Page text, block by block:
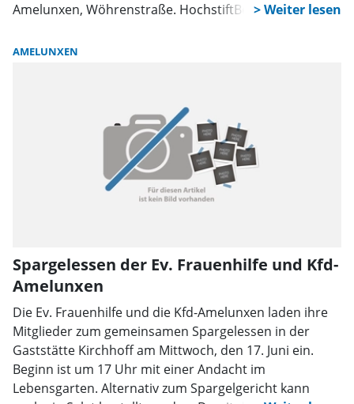
Amelunxen, Wöhrenstraße. HochstiftBewegt bittet alle
empfiehlt, sich vor Fahrtantritt über aktuelle Fahrpläne
Fragen zum Fahrplan und zu Tarifen. Weitere
Informationen gibt es auch in der elektronischen
Fahrplan-Auskunft unter www.hochstiftbewegt.de oder
telefonisch unter 05251/1233 66.
AMELUNXEN
Spargelessen der Ev. Frauenhilfe und Kfd-
Amelunxen
Die Ev. Frauenhilfe und die Kfd-Amelunxen laden ihre
Mitglieder zum gemeinsamen Spargelessen in der
Gaststätte Kirchhoff am Mittwoch, den 17. Juni ein.
Beginn ist um 17 Uhr mit einer Andacht im
Lebensgarten. Alternativ zum Spargelgericht kann